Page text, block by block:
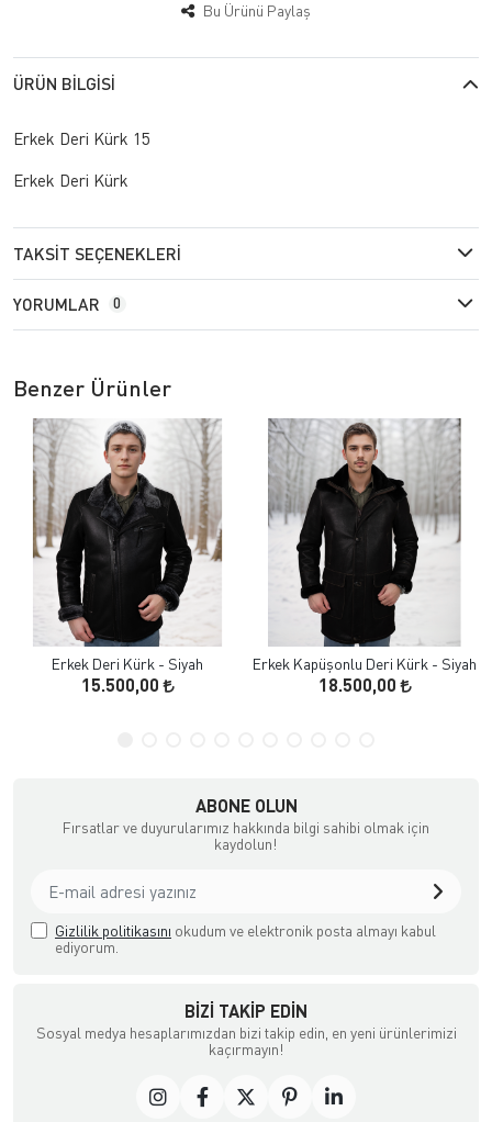
Bu Ürünü Paylaş
ÜRÜN BILGISI
Erkek Deri Kürk 15
Erkek Deri Kürk
TAKSIT SEÇENEKLERI
YORUMLAR 0
Benzer Ürünler
Erkek Deri Kürk - Siyah
15.500,00
Erkek Kapüşonlu Deri Kürk - Siyah
18.500,00
ABONE OLUN
Fırsatlar ve duyurularımız hakkında bilgi sahibi olmak için
kaydolun!
Gizlilik politikasını okudum ve elektronik posta almayı kabul
ediyorum.
BIZI TAKIP EDIN
Sosyal medya hesaplarımızdan bizi takip edin, en yeni ürünlerimizi
kaçırmayın!